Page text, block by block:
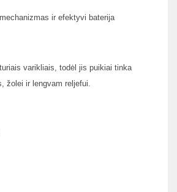
ir efektyvi baterija
varikliais, todėl jis puikiai tinka
žolei ir lengvam reljefui.